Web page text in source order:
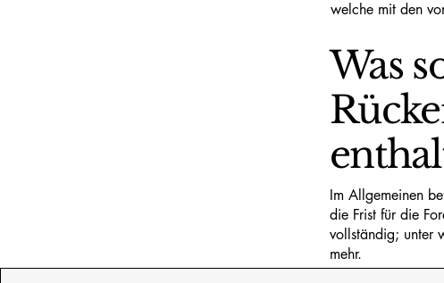
welche mit den
Was
Im Allgemeinen
die Frist für die
vollständig; unter
mehr.